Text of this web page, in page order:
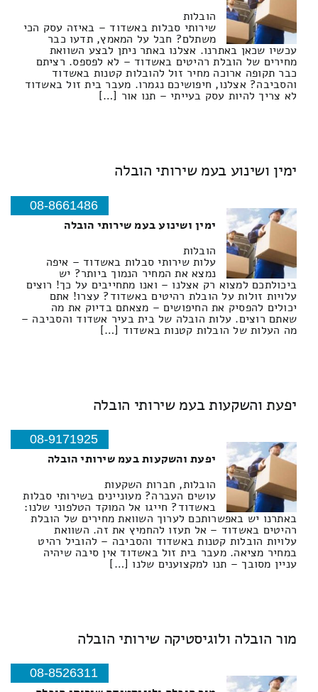
הובלות
שירותי סבלות באשדוד – באיזה עסק הכי
משתלם? חבל על המאמץ, תדעו כבר
עכשיו שכאן באתרנו. אצלנו באתר ניתן לבצע השוואת
מחירים של הובלת רהיטים באשדוד – לא לפספס. רציתם
כבר תקופה ארוכה מחיר זול להובלות קטנות באשדוד
והסביבה? אצלנו, חיפושיכם נגמרו. מעבר בית זול באשדוד
לא צריך להיות עסק בעייתי – תנו אור […]
ימין ושינוע בעמ שירותי הובלה
08-8661486
ימין ושינוע בעמ שירותי הובלה
הובלות
עלות שירותי סבלות באשדוד – איפה
נמצא את המחיר הנמוך ביותר? יש
ביכולתכם למצוא רק אצלנו – ואנו מתחייבים על כך! רוצים
עלויות זולות על הובלת רהיטים באשדוד? עצרו! אתם
יכולים להפסיק את החיפושים – מצאתם בדיוק את מה
שאתם רוצים. עלות הובלה של בית בעיר אשדוד והסביבה –
מה העלות של הובלות קטנות באשדוד […]
יפעת והשקעות בעמ שירותי הובלה
08-9171925
יפעת והשקעות בעמ שירותי הובלה
הובלות, חברות השקעות
עושים העברה? מעוניינים בשירותי סבלות
באשדוד? חייגו אל המוקד הטלפוני שלנו:
באתרנו יש באפשרותכם לערוך השוואת מחירים של הובלת
רהיטים באשדוד – אל תעזו להחמיץ את זה. השוואת
עלויות הובלות קטנות באשדוד והסביבה – להוביל רהיט
במחיר מציאה. מעבר בית זול באשדוד אין סיבה שיהיה
עניין מסובך – תנו למקצוענים שלנו […]
מור הובלה ולוגיסטיקה שירותי הובלה
08-8526311